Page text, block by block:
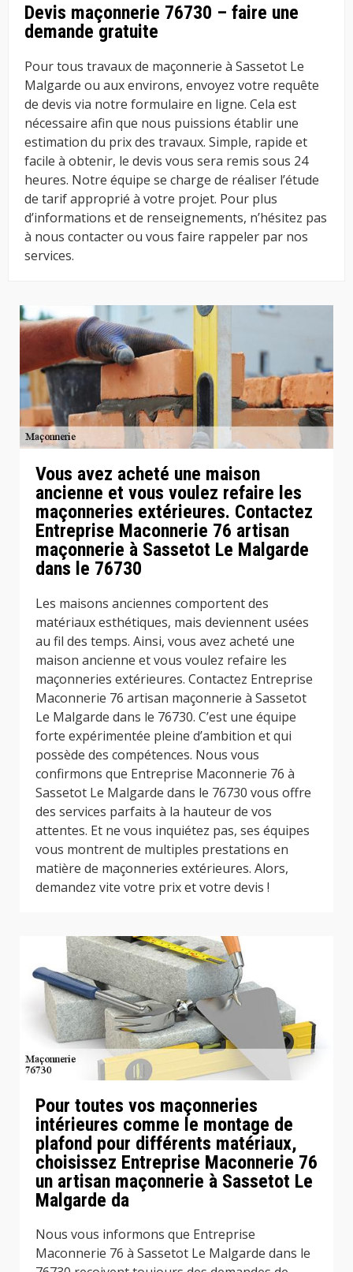
Devis maçonnerie 76730 – faire une
demande gratuite
Pour tous travaux de maçonnerie à Sassetot Le
Malgarde ou aux environs, envoyez votre requête
de devis via notre formulaire en ligne. Cela est
nécessaire afin que nous puissions établir une
estimation du prix des travaux. Simple, rapide et
facile à obtenir, le devis vous sera remis sous 24
heures. Notre équipe se charge de réaliser l’étude
de tarif approprié à votre projet. Pour plus
d’informations et de renseignements, n’hésitez pas
à nous contacter ou vous faire rappeler par nos
services.
Vous avez acheté une maison
ancienne et vous voulez refaire les
maçonneries extérieures. Contactez
Entreprise Maconnerie 76 artisan
maçonnerie à Sassetot Le Malgarde
dans le 76730
Les maisons anciennes comportent des
matériaux esthétiques, mais deviennent usées
au fil des temps. Ainsi, vous avez acheté une
maison ancienne et vous voulez refaire les
maçonneries extérieures. Contactez Entreprise
Maconnerie 76 artisan maçonnerie à Sassetot
Le Malgarde dans le 76730. C’est une équipe
forte expérimentée pleine d’ambition et qui
possède des compétences. Nous vous
confirmons que Entreprise Maconnerie 76 à
Sassetot Le Malgarde dans le 76730 vous offre
des services parfaits à la hauteur de vos
attentes. Et ne vous inquiétez pas, ses équipes
vous montrent de multiples prestations en
matière de maçonneries extérieures. Alors,
demandez vite votre prix et votre devis !
Pour toutes vos maçonneries
intérieures comme le montage de
plafond pour différents matériaux,
choisissez Entreprise Maconnerie 76
un artisan maçonnerie à Sassetot Le
Malgarde da
Nous vous informons que Entreprise
Maconnerie 76 à Sassetot Le Malgarde dans le